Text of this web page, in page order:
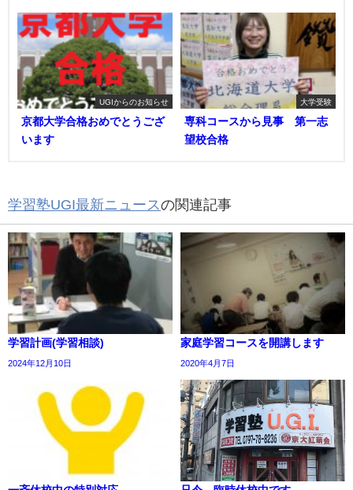
UGIからのお知らせ
京都大学合格おめでとうござ
います
大学受験
専科コースから見事 第一志
望校合格
学習塾UGI最新ニュースの関連記事
学習計画(学習相談)
2024年12月10日
家庭学習コースを開講します
2020年4月7日